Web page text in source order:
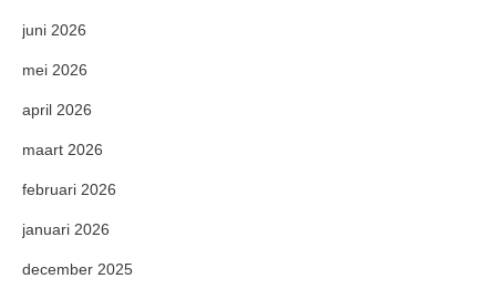
juni 2026
mei 2026
april 2026
maart 2026
februari 2026
januari 2026
december 2025